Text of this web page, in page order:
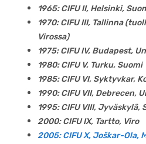
1965: CIFU II, Helsinki,
1970: CIFU III, Tallinna
Virossa)
1975: CIFU IV, Budapest,
1980: CIFU V, Turku, Suomi
1985: CIFU VI, Syktyvkar,
1990: CIFU VII, Debrecen,
1995: CIFU VIII, Jyväskylä,
2000: CIFU IX, Tartto, Viro
2005: CIFU X, Joškar-Ola,